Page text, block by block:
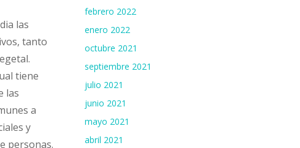
las
tanto
tiene
las
a
y
personas.
febrero 2022
enero 2022
octubre 2021
septiembre 2021
julio 2021
junio 2021
mayo 2021
abril 2021